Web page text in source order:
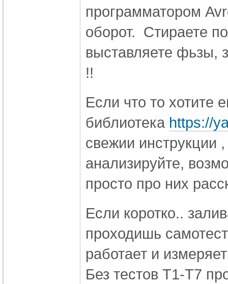
программатором
оборот. Стираете
выставляете фьзы,
!!
Если что то хотите
библиотека https://
свежии инструкции
анализируйте,
просто про них
Если коротко..
проходишь
работает и
Без тестов Т1-Т7